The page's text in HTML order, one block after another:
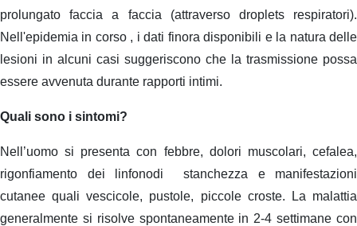
prolungato faccia a faccia (attraverso droplets respiratori).
Nell'epidemia in corso , i dati finora disponibili e la natura delle
lesioni in alcuni casi suggeriscono che la trasmissione possa
essere avvenuta durante rapporti intimi.
Quali sono i sintomi?
Nell’uomo si presenta con febbre, dolori muscolari, cefalea,
rigonfiamento dei linfonodi stanchezza e manifestazioni
cutanee quali vescicole, pustole, piccole croste. La malattia
generalmente si risolve spontaneamente in 2-4 settimane con